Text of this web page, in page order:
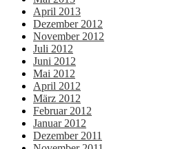
April 2013
Dezember 2012
November 2012
Juli 2012
Juni 2012
Mai 2012
April 2012
März 2012
Februar 2012
Januar 2012
Dezember 2011